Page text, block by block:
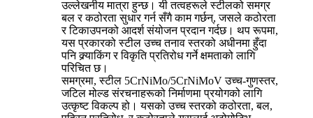
उल्लेखनीय मात्रा हुन्छ। यी तत्वहरूले स्टीलको समग्र
बल र कठोरता सुधार गर्न सँगै काम गर्छन्, जसले कठोरता
र टिकाउपनको आदर्श संयोजन प्रदान गर्दछ। थप रूपमा,
यस प्रकारको स्टील उच्च तनाव स्तरको अधीनमा हुँदा
पनि क्र्याकिंग र विकृति प्रतिरोध गर्ने क्षमताको लागि
परिचित छ।
समग्रमा, स्टील 5CrNiMo/5CrNiMoV उच्च-गुणस्तर,
जटिल मोल्ड संरचनाहरूको निर्माणमा प्रयोगको लागि
उत्कृष्ट विकल्प हो। यसको उच्च स्तरको कठोरता, बल,